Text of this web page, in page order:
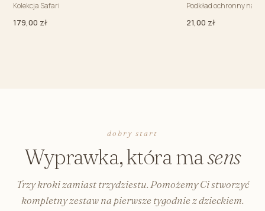
Kolekcja Safari
179,00 zł
Podkład ochronny na
21,00 zł
dobry start
Wyprawka, która masens
Trzy kroki zamiast trzydziestu. Pomożemy Ci stworzyć
kompletny zestaw na pierwsze tygodnie z dzieckiem.